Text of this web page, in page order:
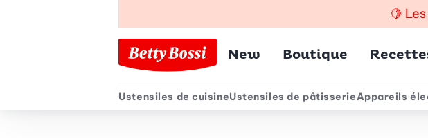
🍋
Menu principal
New Boutique
Menu secondaire
Ustensiles de cuisineUstensiles de pâtisserieAppareils